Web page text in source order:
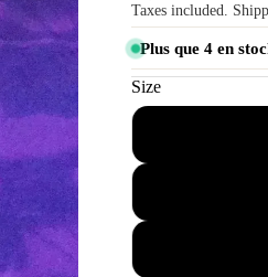
Taxes included.
Plus que 4 en
Size